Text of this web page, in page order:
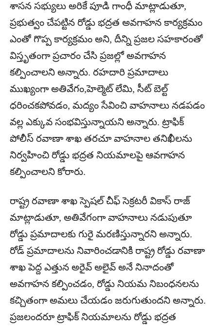
శాసన సభ్యులు అరికే పూడి గాంధీ మాట్లాడుతూ,
ప్రభుత్వం చేపట్టిన రోడ్డు భద్రత అవగాహన కార్యక్రమం
ఎంతో గొప్ప కార్యక్రమం అని, దీన్ని ప్రజల సహకారంతో
విస్తృతంగా ప్రచారం చేసి ప్రజల్లో అవగాహన
కల్పించాలని అన్నారు. రహదారి ప్రమాదాలు
ముఖ్యంగా అతివేగం,హెల్మెట్ లేమి, సీట్ బెల్ట్
ధరించకపోవడం, మద్యం సేవించి వాహనాలు నడపడం
వల్ల ఎక్కువ సంభవిస్తున్నాయని అన్నారు. ట్రాఫిక్
పోలీస్ రవాణా శాఖ తరచూ వాహనాల తనిఖీలను
నిర్వహించి రోడ్డు భద్రత నియమాలపై ఆవగాహన
కల్పించాలని కోరారు.
రాష్ట్ర రవాణా శాఖ స్పెషల్ చీఫ్ సెక్రటరీ వికాస్ రాజ్
మాట్లాడుతూ, అతివేగంగా వాహనాలు నడుపుతూ
రోడ్డు ప్రమాదాలకు గురై మరణిస్తున్నారని అన్నారు.
రోడ్ ప్రమాదాలను నివారించడానికి రాష్ట్ర రోడ్డు రవాణా
శాఖ పెద్ద ఎత్తున అరైవ్ అలైవ్ అనే నినాదంతో
అవగాహన కల్పించడం, రోడ్డు నియమ నిబంధనలను
కచ్చితంగా అమలు చేయడం జరుగుతుందని అన్నారు.
ప్రజలందరూ ట్రాఫిక్ నియమాలను రోడ్డు భద్రత